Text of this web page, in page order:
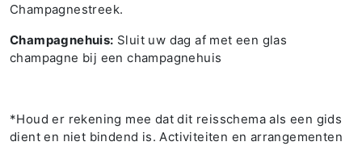
Champagnestreek.
Champagnehuis: Sluit uw dag af met een glas
champagne bij een champagnehuis
*Houd er rekening mee dat dit reisschema als een gids
dient en niet bindend is. Activiteiten en arrangementen